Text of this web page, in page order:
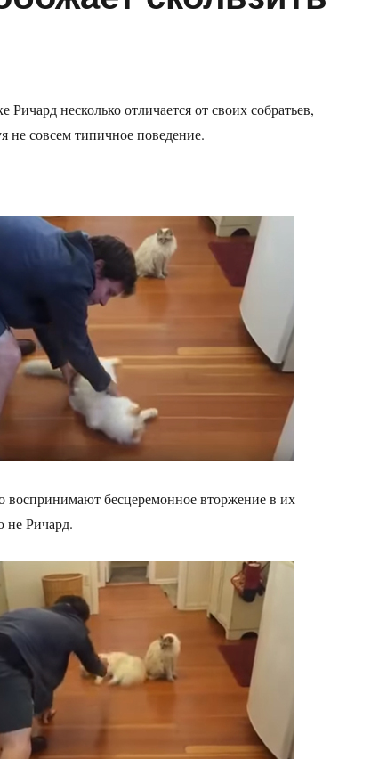
Ричард несколько отличается от своих собратьев,
не совсем типичное поведение.
воспринимают бесцеремонное вторжение в их
не Ричард.